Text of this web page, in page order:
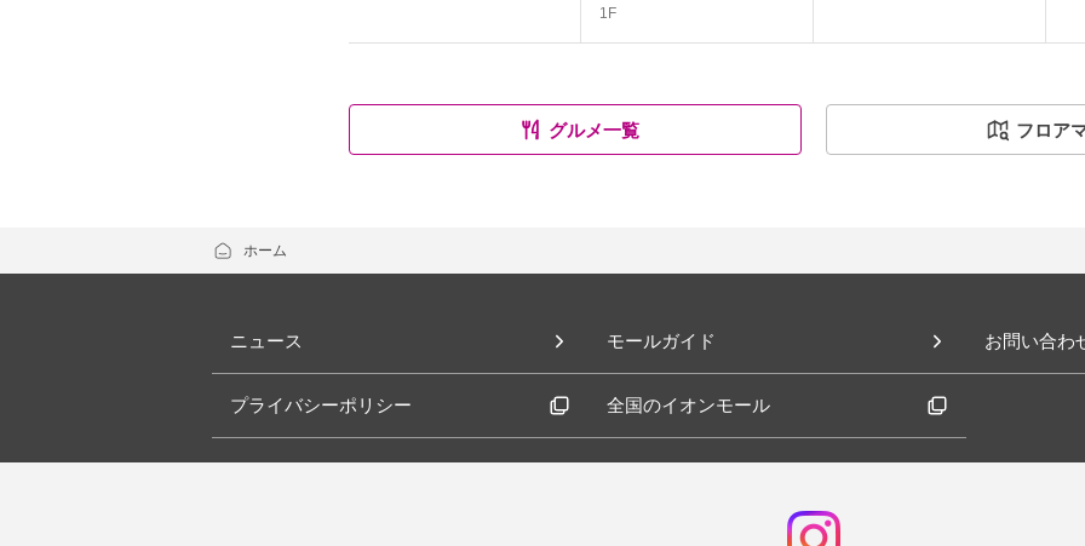
1F
グルメ一覧 フロア
ホーム
ニュース モールガイド お問い合わ
プライバシーポリシー 全国のイオンモール